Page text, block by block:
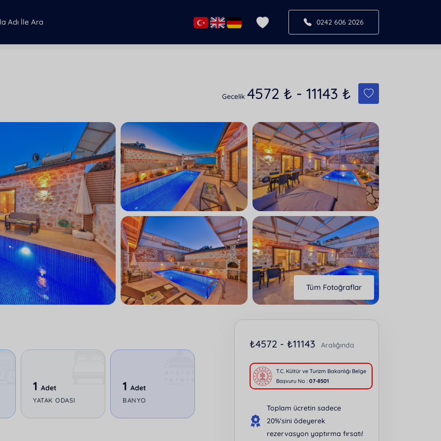
0242 606 2026
Gecelik 4572 ₺ - 11143 ₺
Tüm Fotoğraflar
1 Adet
YATAK ODASI
1 Adet
BANYO
₺4572 - ₺11143 Aralığında
T.C. Kültür ve Turizm Bakanlığı Belge
Başvuru No :07-8501
Toplam ücretin sadece
20%'sini ödeyerek
rezervasyon yaptırma fırsatı!